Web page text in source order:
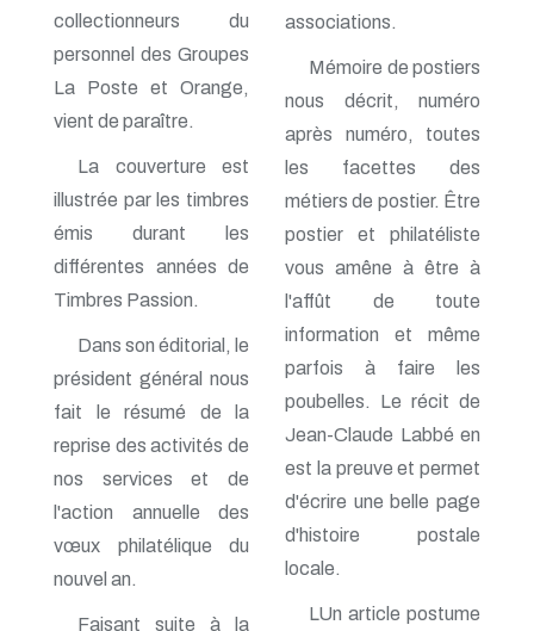
n° 142 - Janvier 2010
n° 141 - Octobre 2009
n° 139 - Avril 2009
n° 138 - Janvier 2009
n° 136 - Juillet 2008
n° 135 - Avril 2008
n° 134 - Janvier 2008
n° 133 - Octobre 2007
n° 132 - Juillet 2007
n° 130 - Janvier 2007
n° 129 - Octobre 2006
n° 128 - Juillet 2006
n° 127 - Avril 2006
n° 126 - Janvier 2006
n° 124 - Juillet 2005
n° 123 - Avril 2005
n° 122 - Janvier 2005
n° 120 - Juillet 2004
n° 119 - Avril 2004
n° 117 - Octobre 2003
collectionneurs du
personnel des Groupes
La Poste et Orange,
vient de paraître.
La couverture est
illustrée par les timbres
émis durant les
différentes années de
Timbres Passion.
Dans son éditorial, le
président général nous
fait le résumé de la
reprise des activités de
nos services et de
l'action annuelle des
vœux philatélique du
nouvel an.
Faisant suite à la
associations.
Mémoire de postiers
nous décrit, numéro
après numéro, toutes
les facettes des
métiers de postier. Être
postier et philatéliste
vous amêne à être à
l'affût de toute
information et même
parfois à faire les
poubelles. Le récit de
Jean-Claude Labbé en
est la preuve et permet
d'écrire une belle page
d'histoire postale
locale.
LUn article postume